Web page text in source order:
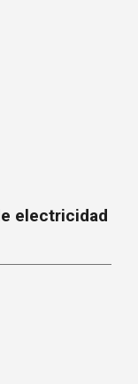
electricidad